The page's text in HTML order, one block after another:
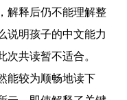
解释后仍不能理解整
说明孩子的中文能力
次共读暂不适合。
能较为顺畅地读下